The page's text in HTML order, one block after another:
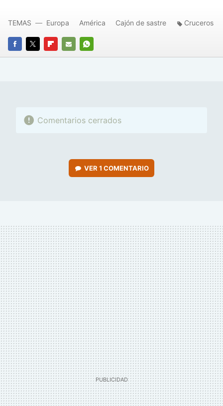
FACEBOOK
TWITTERFLIPBOARD
E-
WHATSAPP
TEMAS Europa América Cajón de sastre Cruceros
Comentarios cerrados
VER 1 COMENTARIO